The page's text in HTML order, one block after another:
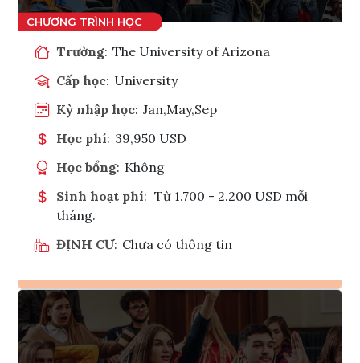
Trường: The University of Arizona
Cấp học: University
Kỳ nhập học: Jan,May,Sep
Học phí: 39,950 USD
Học bổng: Không
Sinh hoạt phí: Từ 1.700 - 2.200 USD mỗi
tháng.
ĐỊNH CƯ: Chưa có thông tin
Ghi danh
Tham vấn Interlink